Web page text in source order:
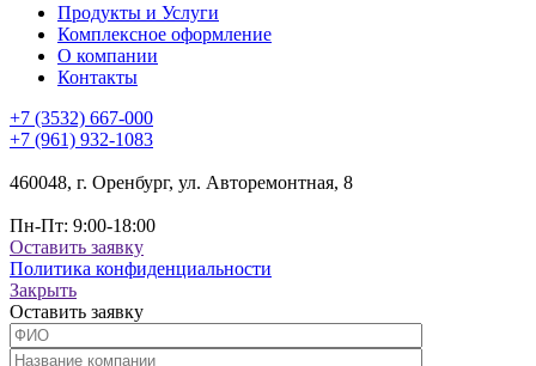
Продукты и Услуги
Комплексное оформление
О компании
Контакты
+7 (3532) 667-000
+7 (961) 932-1083
460048, г. Оренбург, ул. Авторемонтная, 8
Пн-Пт: 9:00-18:00
Оставить заявку
Политика конфиденциальности
Закрыть
Оставить заявку